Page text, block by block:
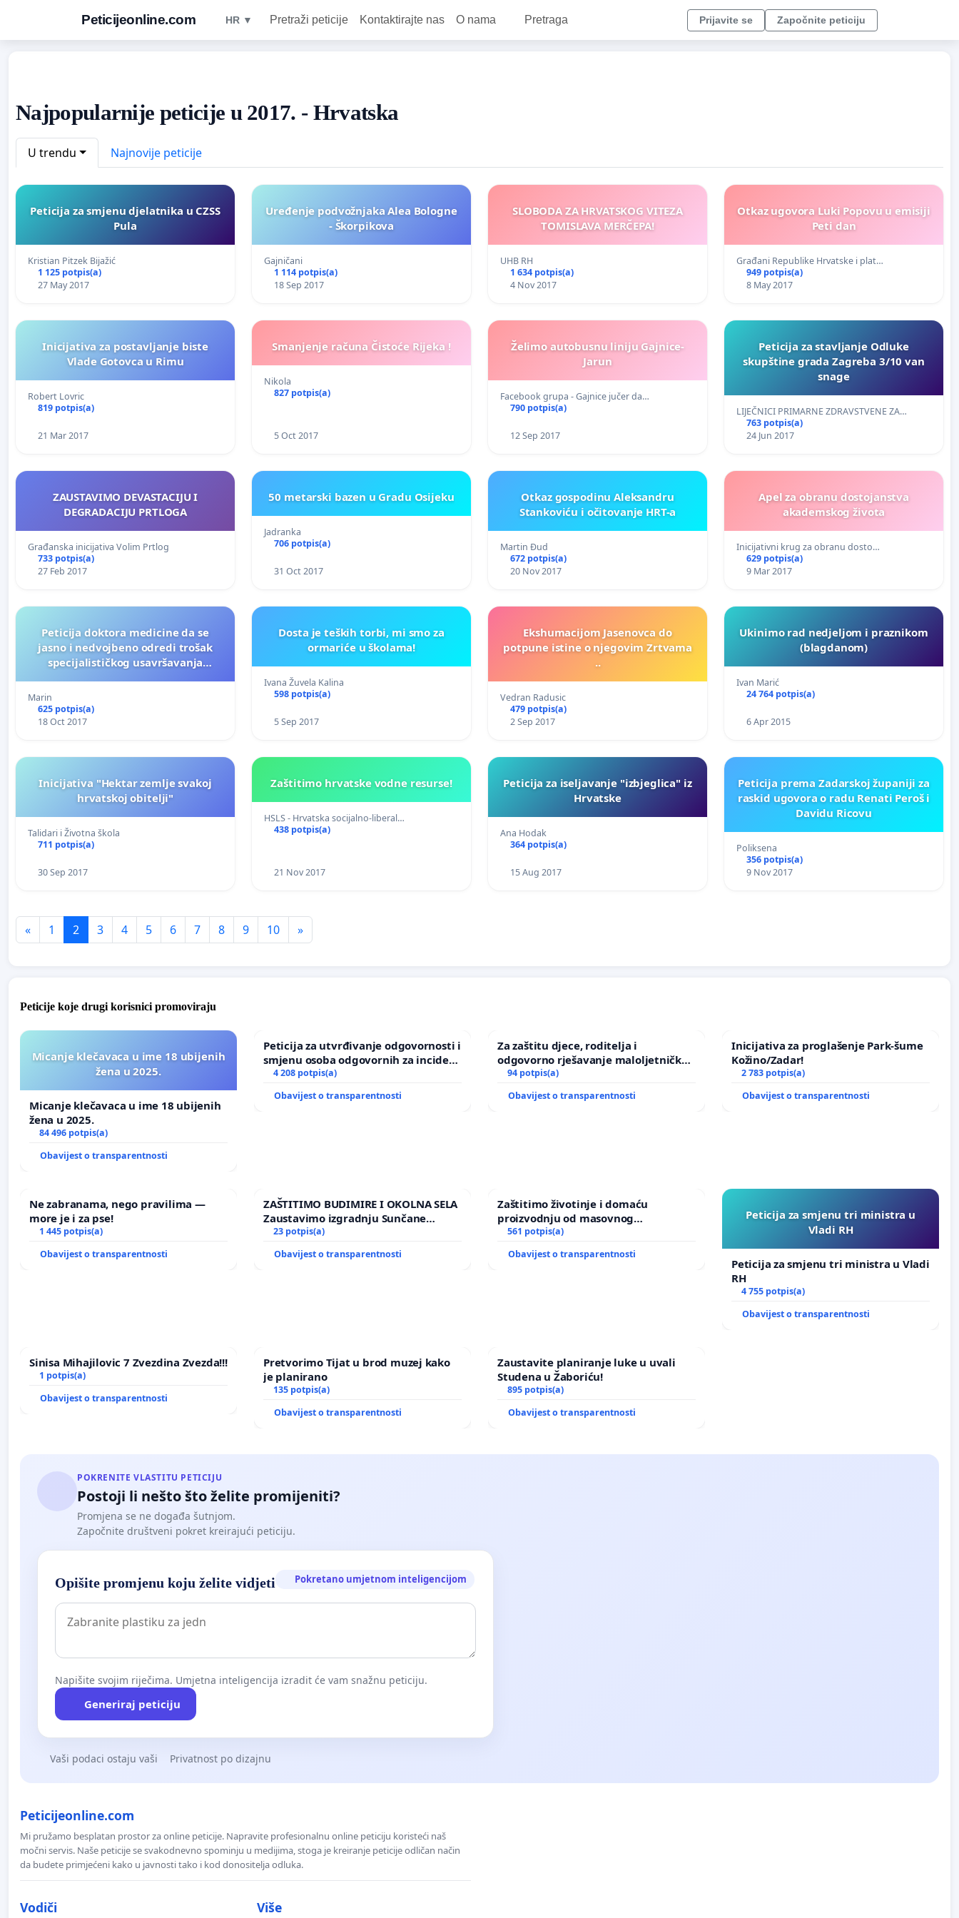
Peticijeonline.com HR ▼ Pretraži peticije Kontaktirajte nas O nama Pretraga Prijavite se Započnite peticiju
Najpopularnije peticije u 2017. - Hrvatska
U trendu Najnovije peticije
Peticija za smjenu djelatnika u CZSS
Pula
Kristian Pitzek Bijažić
1 125 potpis(a)
27 May 2017
Uređenje podvožnjaka Alea Bologne
- Škorpikova
Gajničani
1 114 potpis(a)
18 Sep 2017
SLOBODA ZA HRVATSKOG VITEZA
TOMISLAVA MERČEPA!
UHB RH
1 634 potpis(a)
4 Nov 2017
Otkaz ugovora Luki Popovu u emisiji
Peti dan
Građani Republike Hrvatske i plat…
949 potpis(a)
8 May 2017
Inicijativa za postavljanje biste
Vlade Gotovca u Rimu
Robert Lovric
819 potpis(a)
21 Mar 2017
Smanjenje računa Čistoće Rijeka !
Nikola
827 potpis(a)
5 Oct 2017
Želimo autobusnu liniju Gajnice-
Jarun
Facebook grupa - Gajnice jučer da…
790 potpis(a)
12 Sep 2017
Peticija za stavljanje Odluke
skupštine grada Zagreba 3/10 van
snage
LIJEČNICI PRIMARNE ZDRAVSTVENE ZA…
763 potpis(a)
24 Jun 2017
ZAUSTAVIMO DEVASTACIJU I
DEGRADACIJU PRTLOGA
Građanska inicijativa Volim Prtlog
733 potpis(a)
27 Feb 2017
50 metarski bazen u Gradu Osijeku
Jadranka
706 potpis(a)
31 Oct 2017
Otkaz gospodinu Aleksandru
Stankoviću i očitovanje HRT-a
Martin Đud
672 potpis(a)
20 Nov 2017
Apel za obranu dostojanstva
akademskog života
Inicijativni krug za obranu dosto…
629 potpis(a)
9 Mar 2017
Peticija doktora medicine da se
jasno i nedvojbeno odredi trošak
specijalističkog usavršavanja
Marin
625 potpis(a)
18 Oct 2017
Dosta je teških torbi, mi smo za
ormariće u školama!
Ivana Žuvela Kalina
598 potpis(a)
5 Sep 2017
Ekshumacijom Jasenovca do
potpune istine o njegovim Zrtvama
..
Vedran Radusic
479 potpis(a)
2 Sep 2017
Ukinimo rad nedjeljom i praznikom
(blagdanom)
Ivan Marić
24 764 potpis(a)
6 Apr 2015
Inicijativa "Hektar zemlje svakoj
hrvatskoj obitelji"
Talidari i Životna škola
711 potpis(a)
30 Sep 2017
Zaštitimo hrvatske vodne resurse!
HSLS - Hrvatska socijalno-liberal…
438 potpis(a)
21 Nov 2017
Peticija za iseljavanje "izbjeglica" iz
Hrvatske
Ana Hodak
364 potpis(a)
15 Aug 2017
Peticija prema Zadarskoj županiji za
raskid ugovora o radu Renati Peroš i
Davidu Ricovu
Poliksena
356 potpis(a)
9 Nov 2017
« 1 2 3 4 5 6 7 8 9 10 »
Peticije koje drugi korisnici promoviraju
Micanje klečavaca u ime 18 ubijenih
žena u 2025.
Micanje klečavaca u ime 18 ubijenih
žena u 2025.
84 496 potpis(a)
Obavijest o transparentnosti
Peticija za utvrđivanje odgovornosti i
smjenu osoba odgovornih za incident
u Zoološkom vrtu Grada Zagreba
4 208 potpis(a)
Obavijest o transparentnosti
Za zaštitu djece, roditelja i
odgovorno rješavanje maloljetničkog
nasilja
94 potpis(a)
Obavijest o transparentnosti
Inicijativa za proglašenje Park-šume
Kožino/Zadar!
2 783 potpis(a)
Obavijest o transparentnosti
Ne zabranama, nego pravilima —
more je i za pse!
1 445 potpis(a)
Obavijest o transparentnosti
ZAŠTITIMO BUDIMIRE I OKOLNA SELA
Zaustavimo izgradnju Sunčane
elektrane Vedrine na području
Ugljana
23 potpis(a)
Obavijest o transparentnosti
Zaštitimo životinje i domaću
proizvodnju od masovnog
uništavanja zbog afričke svinjske
kuge
561 potpis(a)
Obavijest o transparentnosti
Peticija za smjenu tri ministra u
Vladi RH
Peticija za smjenu tri ministra u Vladi
RH
4 755 potpis(a)
Obavijest o transparentnosti
Sinisa Mihajilovic 7 Zvezdina Zvezda!!!
1 potpis(a)
Obavijest o transparentnosti
Pretvorimo Tijat u brod muzej kako
je planirano
135 potpis(a)
Obavijest o transparentnosti
Zaustavite planiranje luke u uvali
Studena u Žaboriću!
895 potpis(a)
Obavijest o transparentnosti
POKRENITE VLASTITU PETICIJU
Postoji li nešto što želite promijeniti?
Promjena se ne događa šutnjom.
Započnite društveni pokret kreirajući peticiju.
Opišite promjenu koju želite vidjeti Pokretano umjetnom inteligencijom
Napišite svojim riječima. Umjetna inteligencija izradit će vam snažnu peticiju.
Generiraj peticiju
Vaši podaci ostaju vaši Privatnost po dizajnu
Peticijeonline.com
Mi pružamo besplatan prostor za online peticije. Napravite profesionalnu online peticiju koristeći naš
močni servis. Naše peticije se svakodnevno spominju u medijima, stoga je kreiranje peticije odličan način
da budete primjećeni kako u javnosti tako i kod donositelja odluka.
Vodiči Više